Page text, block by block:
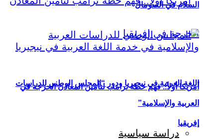
أمريكا أولاً.. فهم خطة ترامب لتأمين المعادن الحرجة في
إفريقيا
السلام في الصومال
اللغة العربية في نيجيريا ودور “المجلس الوطني للدراسات
العربية والإسلامية”
دراسة سياسية